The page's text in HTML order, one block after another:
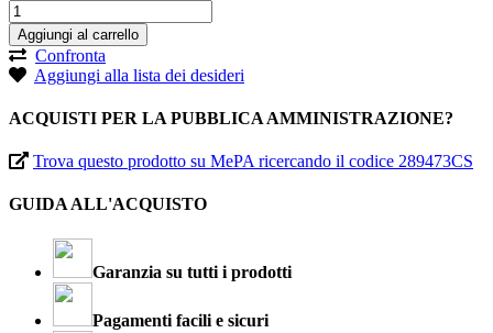
Aggiungi al carrello
Confronta
Aggiungi alla lista dei desideri
ACQUISTI PER LA PUBBLICA AMMINISTRAZIONE?
Trova questo prodotto su MePA ricercando il codice 289473CS
GUIDA ALL'ACQUISTO
Garanzia su tutti i prodotti
Pagamenti facili e sicuri